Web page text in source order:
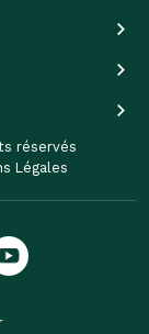
réservés
Légales